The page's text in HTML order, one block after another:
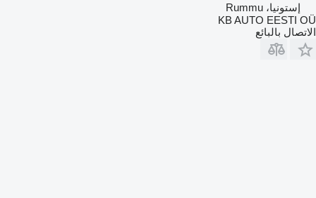
إستونيا، Rummu
KB AUTO EESTI OÜ
الاتصال بالبائع